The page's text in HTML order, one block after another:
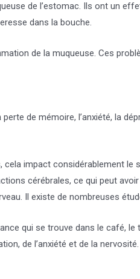
de l’estomac. Ils ont un
dans la bouche.
de la muqueuse. Ces
de mémoire, l’anxiété, la
impact considérablement
cérébrales, ce qui peut
Il existe de nombreuses
qui se trouve dans le café,
de l’anxiété et de la